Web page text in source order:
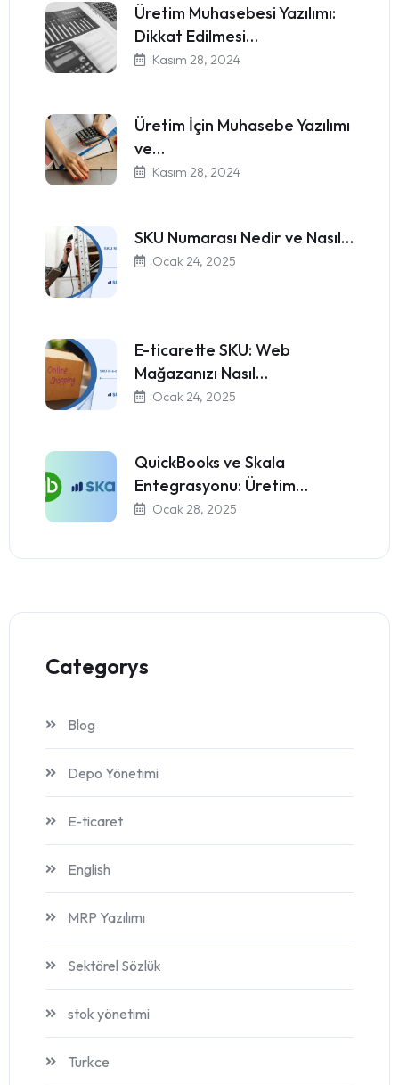
Üretim Muhasebesi Yazılımı:
Dikkat Edilmesi…
Kasım 28, 2024
Üretim İçin Muhasebe Yazılımı
ve…
Kasım 28, 2024
SKU Numarası Nedir ve Nasıl…
Ocak 24, 2025
E-ticarette SKU: Web
Mağazanızı Nasıl…
Ocak 24, 2025
QuickBooks ve Skala
Entegrasyonu: Üretim…
Ocak 28, 2025
Categorys
Blog
Depo Yönetimi
E-ticaret
English
MRP Yazılımı
Sektörel Sözlük
stok yönetimi
Turkce